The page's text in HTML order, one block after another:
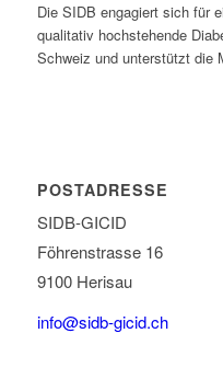
Die SIDB engagiert sich für
qualitativ hochstehende
Schweiz und unterstützt die
POSTADRESSE
SIDB-GICID
Föhrenstrasse 16
9100 Herisau
info@sidb-gicid.ch